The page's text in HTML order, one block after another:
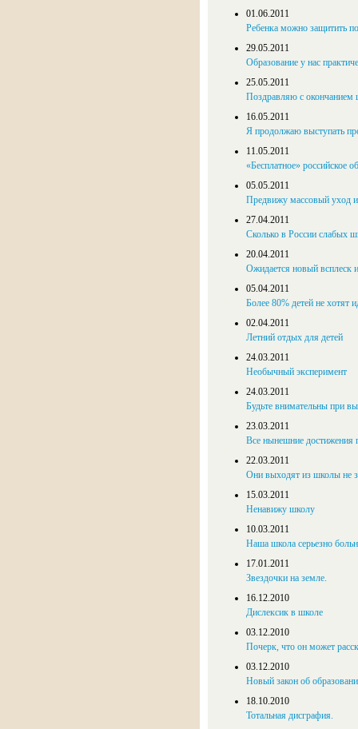
01.06.2011
Ребенка можно защитить
29.05.2011
Образование у нас
25.05.2011
Поздравляю с окончанием
16.05.2011
Я продолжаю выступать
11.05.2011
«Бесплатное» российское
05.05.2011
Предвижу массовый уход
27.04.2011
Сколько в России слабых
20.04.2011
Ожидается новый всплеск
05.04.2011
Более 80% детей не хотят
02.04.2011
Летний отдых для детей
24.03.2011
Необычный эксперимент
24.03.2011
Будьте внимательны при
23.03.2011
Все нынешние достижения
22.03.2011
Они выходят из школы не
15.03.2011
Ненавижу школу
10.03.2011
Наша школа серьезно
17.01.2011
Звездочки на земле.
16.12.2010
Дислексик в школе
03.12.2010
Почерк, что он может
03.12.2010
Новый закон об
18.10.2010
Тотальная дисграфия.